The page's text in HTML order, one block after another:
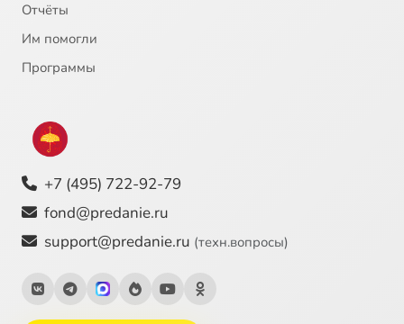
Отчёты
Им помогли
Программы
+7 (495) 722-92-79
fond@predanie.ru
support@predanie.ru (техн.вопросы)